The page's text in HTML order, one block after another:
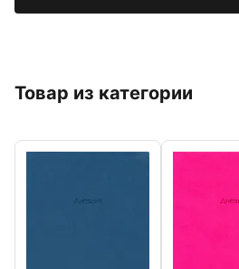
Товар из категории